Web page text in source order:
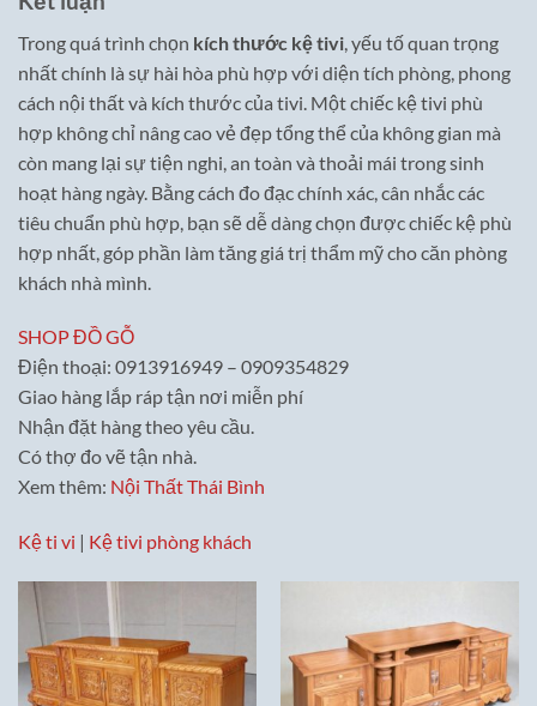
Trong quá trình chọn kích thước kệ tivi , yếu tố quan trọng
nhất chính là sự hài hòa phù hợp với diện tích phòng, phong
cách nội thất và kích thước của tivi. Một chiếc kệ tivi phù
hợp không chỉ nâng cao vẻ đẹp tổng thể của không gian mà
còn mang lại sự tiện nghi, an toàn và thoải mái trong sinh
hoạt hàng ngày. Bằng cách đo đạc chính xác, cân nhắc các
tiêu chuẩn phù hợp, bạn sẽ dễ dàng chọn được chiếc kệ phù
hợp nhất, góp phần làm tăng giá trị thẩm mỹ cho căn phòng
khách nhà mình.
SHOP ĐỒ GỖ
Điện thoại: 0913916949 – 0909354829
Giao hàng lắp ráp tận nơi miễn phí
Nhận đặt hàng theo yêu cầu.
Có thợ đo vẽ tận nhà.
Xem thêm: Nội Thất Thái Bình
Kệ ti vi | Kệ tivi phòng khách